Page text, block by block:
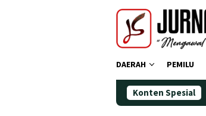
DAERAH PEMILU
Konten Spesial